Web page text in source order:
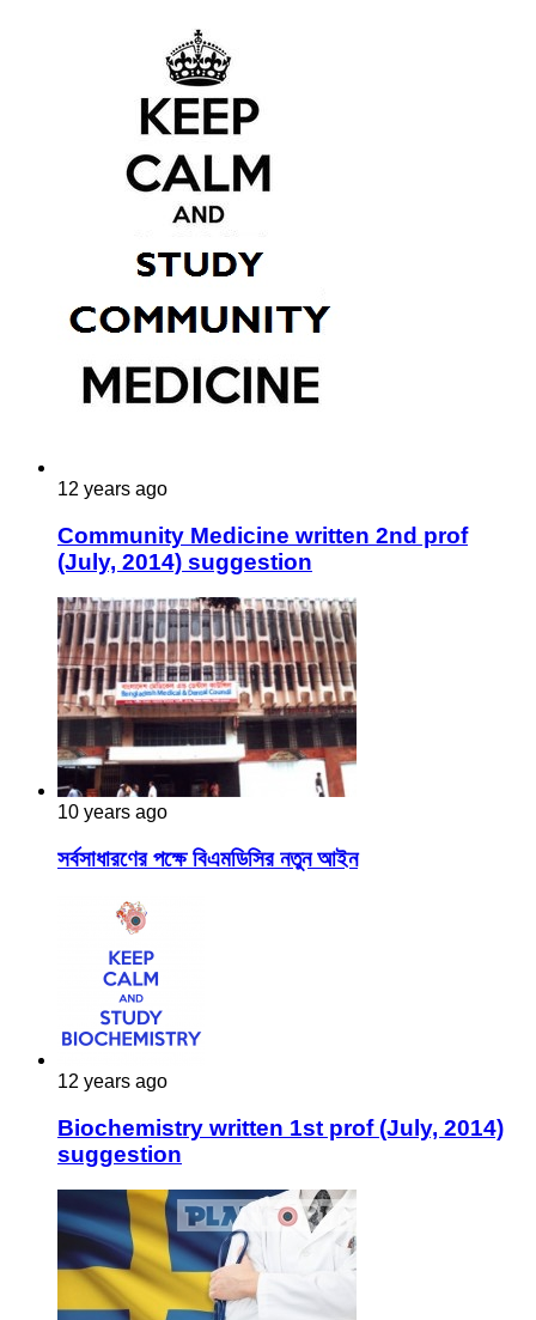
12 years ago
Community Medicine written 2nd prof
(July, 2014) suggestion
10 years ago
সর্বসাধারণের পক্ষে বিএমডিসির নতুন আইন
12 years ago
Biochemistry written 1st prof (July, 2014)
suggestion